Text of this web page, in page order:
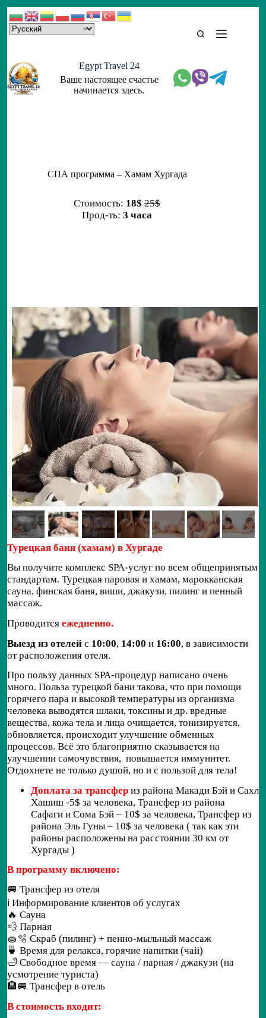
Skip
to
content
Egypt Travel 24
Ваше настоящее счастье
начинается здесь.
СПА программа – Хамам Хургада
Стоимость: 18$ 25$
Прод-ть:3 часа
Турецкая баня (хамам) в Хургаде
Вы получите комплекс SPA-услуг по всем общепринятым
стандартам. Турецкая паровая и хамам, марокканская
сауна, финская баня, виши, джакузи, пилинг и пенный
массаж.
Проводится ежедневно.
Выезд из отелей с 10:00, 14:00 и 16:00, в зависимости
от расположения отеля.
Про пользу данных SPA-процедур написано очень
много. Польза турецкой бани такова, что при помощи
горячего пара и высокой температуры из организма
человека выводятся шлаки, токсины и др. вредные
вещества, кожа тела и лица очищается, тонизируется,
обновляется, происходит улучшение обменных
процессов. Всё это благоприятно сказывается на
улучшении самочувствия, повышается иммунитет.
Отдохнете не только душой, но и с пользой для тела!
Доплата за трансфер из района Макади Бэй и Сахл
Хашиш -5$ за человека, Трансфер из района
Сафаги и Сома Бэй – 10$ за человека, Трансфер из
района Эль Гуны – 10$ за человека ( так как эти
районы расположены на расстоянии 30 км от
Хургады )
В программу включено:
🚐 Трансфер из отеля
ℹ️ Информирование клиентов об услугах
🔥 Сауна
💨 Парная
🧽🫧 Скраб (пилинг) + пенно-мыльный массаж
🍵 Время для релакса, горячие напитки (чай)
🛁 Свободное время — сауна / парная / джакузи (на
усмотрение туриста)
🏨🚐 Трансфер в отель
В стоимость входит: